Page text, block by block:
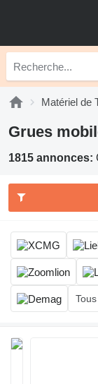
Matériel de
Grues
1815 annonces:
Tous